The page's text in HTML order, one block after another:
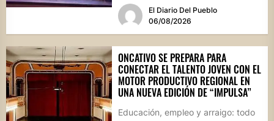
El Diario Del Pueblo
06/08/2026
ONCATIVO SE PREPARA PARA
CONECTAR EL TALENTO JOVEN CON EL
MOTOR PRODUCTIVO REGIONAL EN
UNA NUEVA EDICIÓN DE “IMPULSA”
Educación, empleo y arraigo: todo